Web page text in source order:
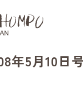
年5月10日号